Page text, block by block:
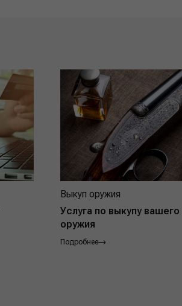
Выкуп оружия
Услуга по выкупу вашего
оружия
Подробнее